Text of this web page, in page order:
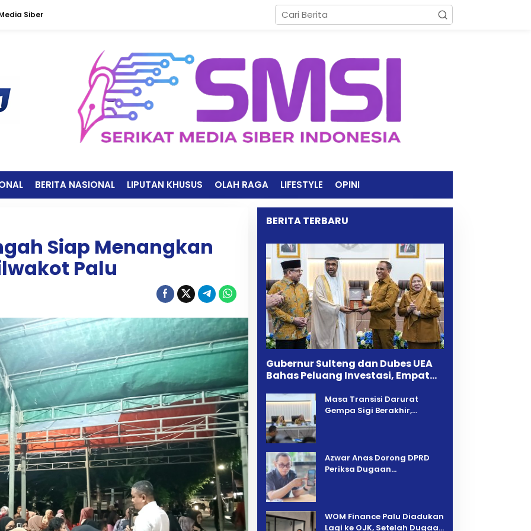
Siber
BERITA NASIONAL LIPUTAN KHUSUS OLAH RAGA LIFESTYLE OPINI
Siap Menangkan
Palu
BERITA TERBARU
Gubernur Sulteng dan Dubes UEA
Bahas Peluang Investasi, Empat
Masa Transisi Darurat
Gempa Sigi Berakhir,
Azwar Anas Dorong DPRD
Periksa Dugaan
‎WOM Finance Palu Diadukan
Lagi ke OJK, Setelah Dugaan